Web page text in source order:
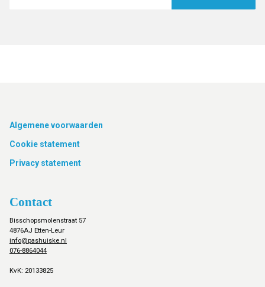
Footer
Algemene voorwaarden
Cookie statement
Privacy statement
Contact
Bisschopsmolenstraat 57
4876AJ Etten-Leur
info@pashuiske.nl
076-8864044
KvK: 20133825